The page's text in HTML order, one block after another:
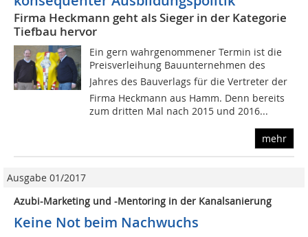
Firma Heckmann geht als Sieger in der Kategorie
Tiefbau hervor
Ein gern wahrgenommener Termin ist die
Preisverleihung Bauunternehmen des
Jahres des Bauverlags für die Vertreter der
Firma Heckmann aus Hamm. Denn bereits
zum dritten Mal nach 2015 und 2016...
mehr
Ausgabe 01/2017
Azubi-Marketing und -Mentoring in der Kanalsanierung
Keine Not beim Nachwuchs